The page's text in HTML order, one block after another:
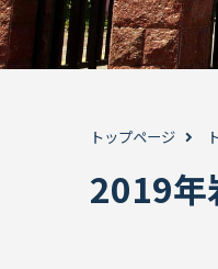
トップページ
2019年